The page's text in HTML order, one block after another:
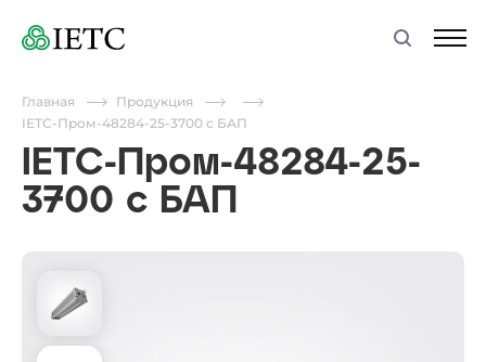
Главная
Продукция
IETC-Пром-48284-25-3700 с БАП
IETC-Пром-48284-25-
3700 с БАП